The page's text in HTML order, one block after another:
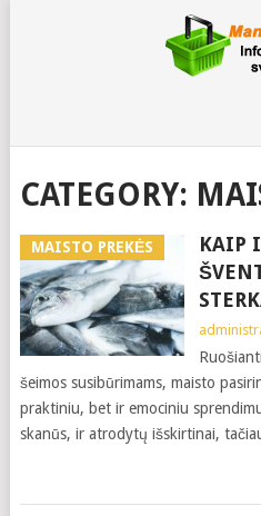
CATEGORY:
MAISTO PREKĖS
KAIP
šeimos susibūrimams, maisto
praktiniu, bet ir emociniu
skanūs, ir atrodytų išskirtinai,